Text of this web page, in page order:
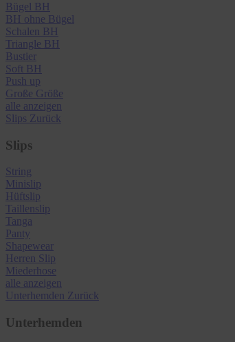
Bügel BH
BH ohne Bügel
Schalen BH
Triangle BH
Bustier
Soft BH
Push up
Große Größe
alle anzeigen
Slips Zurück
Slips
String
Minislip
Hüftslip
Taillenslip
Tanga
Panty
Shapewear
Herren Slip
Miederhose
alle anzeigen
Unterhemden Zurück
Unterhemden